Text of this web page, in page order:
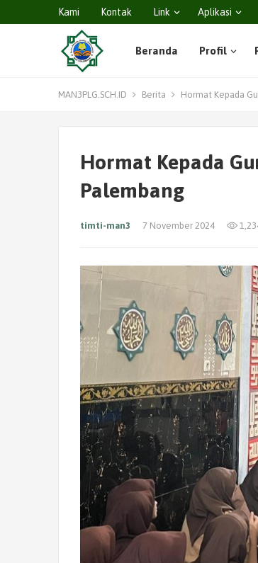
Kami Kontak Link Aplikasi
Beranda Profil
MAN3PLG.SCH.ID Berita Hormat Kepada
Hormat Kepada
Palembang
timti-man3 7 November 2024